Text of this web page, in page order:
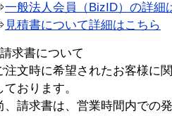
一般法人会員（BizID）の詳細
見積書について詳細はこちら
求書について
注文時に希望されたお客様に
ております。
、請求書は、営業時間内での